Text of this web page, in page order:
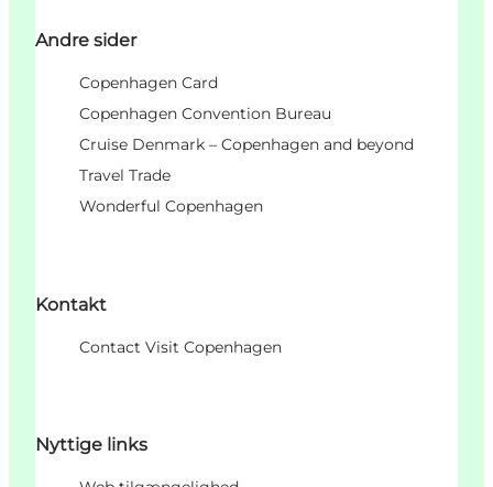
Andre sider
Copenhagen Card
Copenhagen Convention Bureau
Cruise Denmark – Copenhagen and beyond
Travel Trade
Wonderful Copenhagen
Kontakt
Contact Visit Copenhagen
Nyttige links